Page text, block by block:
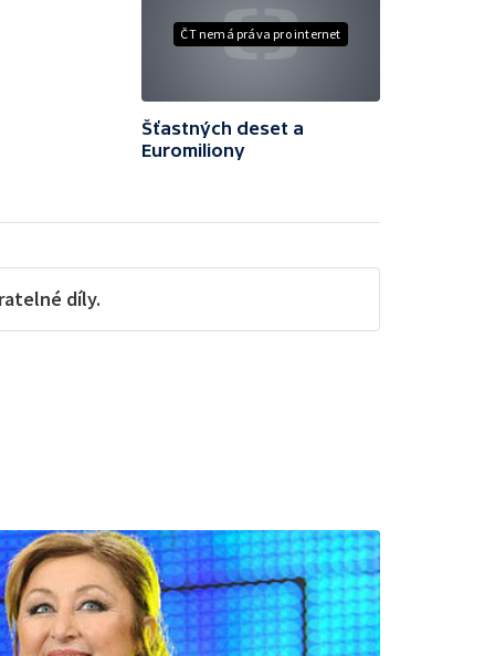
ČT nemá práva pro internet
Šťastných deset a
Euromiliony
díly.